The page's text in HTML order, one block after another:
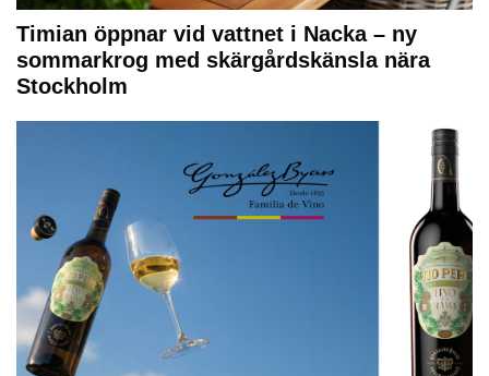
Timian öppnar vid vattnet i Nacka – ny
sommarkrog med skärgårdskänsla nära
Stockholm